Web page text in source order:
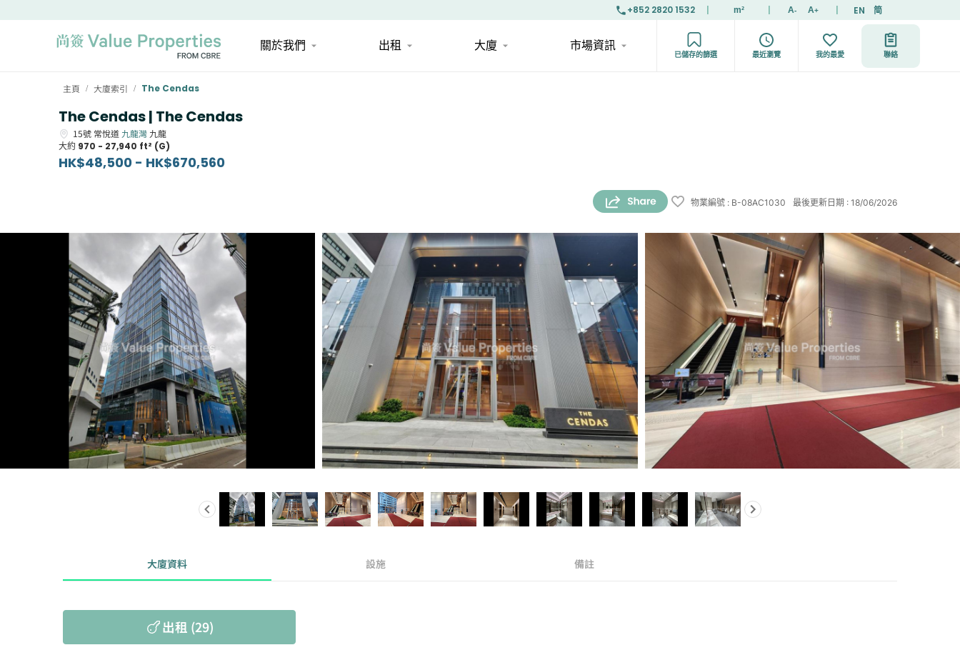
+852 2820 1532 m² A- A+ EN 简
關於我們 出租 大廈 市場資訊
已儲存的篩選 最近瀏覽 我的最愛 聯絡
主頁 / 大廈索引 / The Cendas
The Cendas | The Cendas
15號 常悅道 九龍灣 九龍
大約 970 - 27,940 ft² (G)
HK$48,500 - HK$670,560
物業編號 : B-08AC1030 最後更新日期 : 18/06/2026
大廈資料 設施 備註
出租 (29)